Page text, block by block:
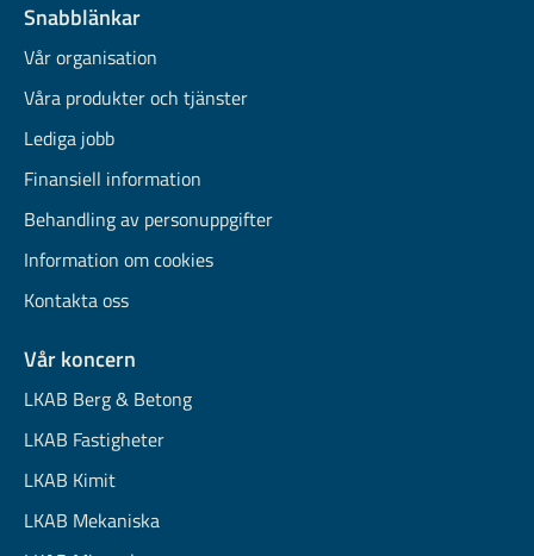
Snabblänkar
Vår organisation
Våra produkter och tjänster
Lediga jobb
Finansiell information
Behandling av personuppgifter
Information om cookies
Kontakta oss
Vår koncern
LKAB Berg & Betong
LKAB Fastigheter
LKAB Kimit
LKAB Mekaniska